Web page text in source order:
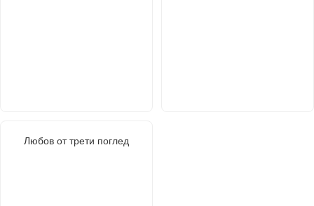
Любов от трети поглед